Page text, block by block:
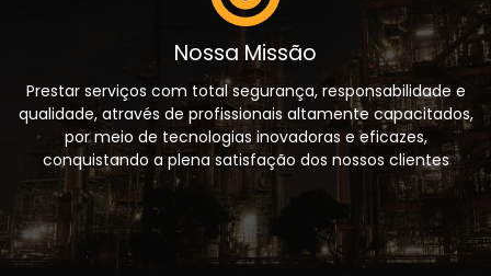
Nossa Missão
Prestar serviços com total segurança, responsabilidade e
qualidade, através de profissionais altamente capacitados,
por meio de tecnologias inovadoras e eficazes,
conquistando a plena satisfação dos nossos clientes